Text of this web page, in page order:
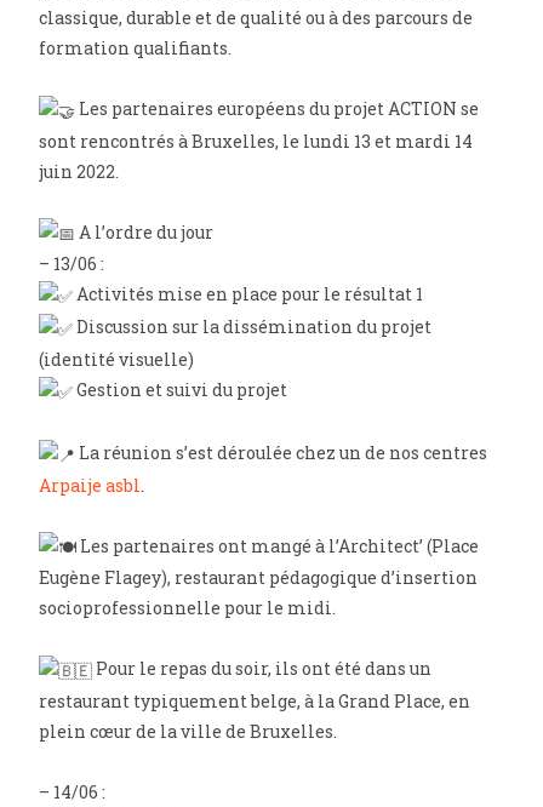
classique, durable et de qualité ou à des parcours de
formation qualifiants.
Les partenaires européens du projet ACTION se
sont rencontrés à Bruxelles, le lundi 13 et mardi 14
juin 2022.
A l’ordre du jour
– 13/06 :
Activités mise en place pour le résultat 1
Discussion sur la dissémination du projet
(identité visuelle)
Gestion et suivi du projet
La réunion s’est déroulée chez un de nos centres
Arpaije asbl
Les partenaires ont mangé à l’Architect’ (Place
Eugène Flagey), restaurant pédagogique d’insertion
socioprofessionnelle pour le midi.
Pour le repas du soir, ils ont été dans un
restaurant typiquement belge, à la Grand Place, en
plein cœur de la ville de Bruxelles.
– 14/06 :